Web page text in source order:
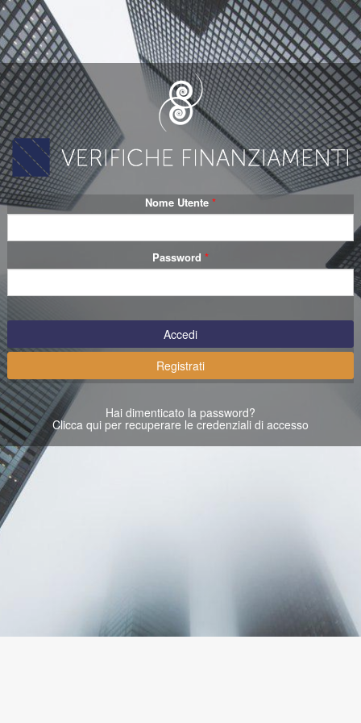
Nome Utente
Password
Accedi
Registrati
Hai dimenticato la password?
Clicca qui per recuperare le credenziali di accesso